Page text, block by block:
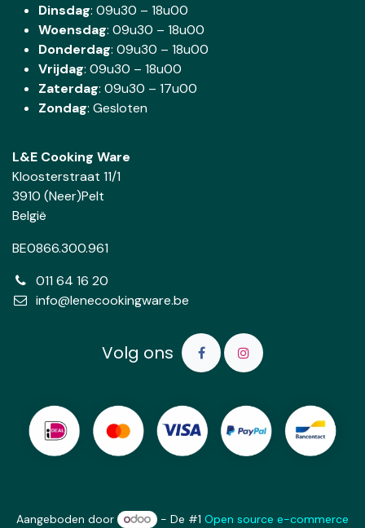
Dinsdag: 09u30 – 18u00
Woensdag: 09u30 – 18u00
Donderdag: 09u30 – 18u00
Vrijdag: 09u30 – 18u00
Zaterdag: 09u30 – 17u00
Zondag: Gesloten
L&E Cooking Ware
Kloosterstraat 11/1
3910 (Neer)Pelt
België
BE0866.300.961
011 64 16 20
info@lenecookingware.be
Volg ons
Aangeboden door - De #1 Open source e-commerce